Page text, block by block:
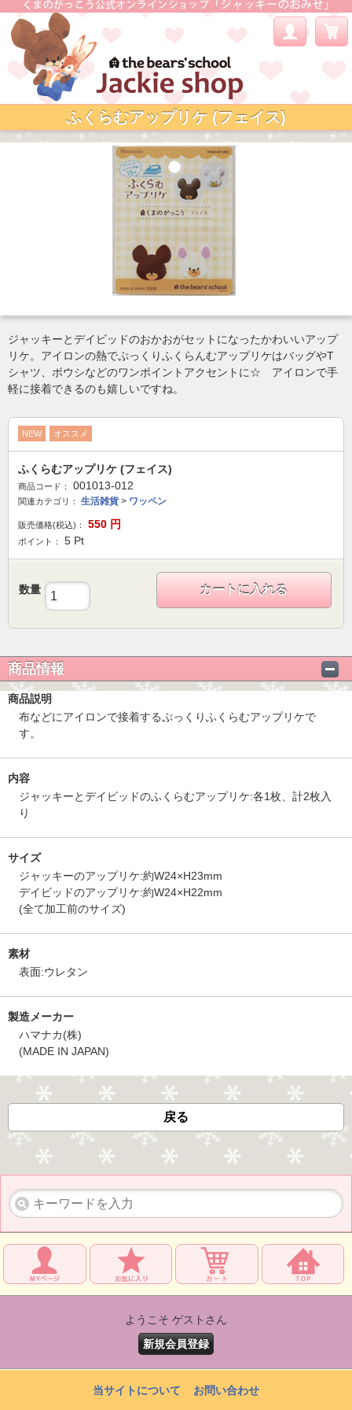
ふくらむアップリケ (フェイス)
ジャッキーとデイビッドのおかおがセットになったかわいいアップ
リケ。アイロンの熱でぷっくりふくらんむアップリケはバッグやT
シャツ、ボウシなどのワンポイントアクセントに☆ アイロンで手
軽に接着できるのも嬉しいですね。
NEW オススメ
ふくらむアップリケ (フェイス)
商品コード： 001013-012
関連カテゴリ： 生活雑貨> ワッペン
販売価格(税込)： 550 円
ポイント： 5 Pt
数量 カートに入れる
商品情報
商品説明
布などにアイロンで接着するぷっくりふくらむアップリケで
す。
内容
ジャッキーとデイビッドのふくらむアップリケ:各1枚、計2枚入
り
サイズ
ジャッキーのアップリケ:約W24×H23mm
デイビッドのアップリケ:約W24×H22mm
(全て加工前のサイズ)
素材
表面:ウレタン
製造メーカー
ハマナカ(株)
(MADE IN JAPAN)
戻る
ようこそ ゲストさん
新規会員登録
当サイトについて お問い合わせ